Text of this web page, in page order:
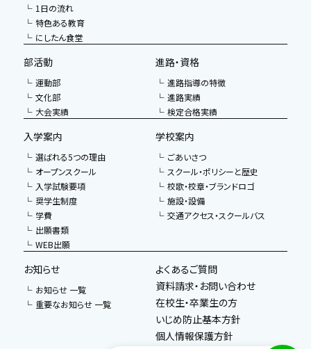
1日の流れ
特色ある教育
にしたん食堂
部活動
運動部
文化部
大会実績
進路・資格
進路指導の特徴
進路実績
検定合格実績
入学案内
選ばれる5つの理由
オープンスクール
入学試験要項
奨学生制度
学費
出願書類
WEB出願
学校案内
ごあいさつ
スクール・ポリシーと歴史
校歌・校章・ブランドロゴ
施設・設備
交通アクセス・スクールバス
お知らせ
お知らせ 一覧
重要なお知らせ 一覧
よくあるご質問
資料請求・お問い合わせ
在校生・卒業生の方
いじめ防止基本方針
個人情報保護方針